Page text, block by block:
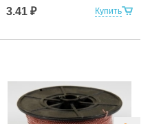
Купить
3.41 ₽